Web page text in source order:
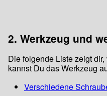
2. Werkzeug und
Die folgende Liste zeigt
kannst Du das Werkzeug
Verschiedene